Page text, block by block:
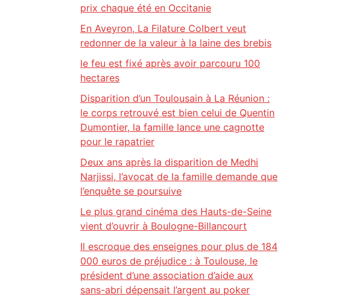
prix chaque été en Occitanie
En Aveyron, La Filature Colbert veut
redonner de la valeur à la laine des brebis
le feu est fixé après avoir parcouru 100
hectares
Disparition d’un Toulousain à La Réunion :
le corps retrouvé est bien celui de Quentin
Dumontier, la famille lance une cagnotte
pour le rapatrier
Deux ans après la disparition de Medhi
Narjissi, l’avocat de la famille demande que
l’enquête se poursuive
Le plus grand cinéma des Hauts-de-Seine
vient d’ouvrir à Boulogne-Billancourt
Il escroque des enseignes pour plus de 184
000 euros de préjudice : à Toulouse, le
président d’une association d’aide aux
sans-abri dépensait l’argent au poker